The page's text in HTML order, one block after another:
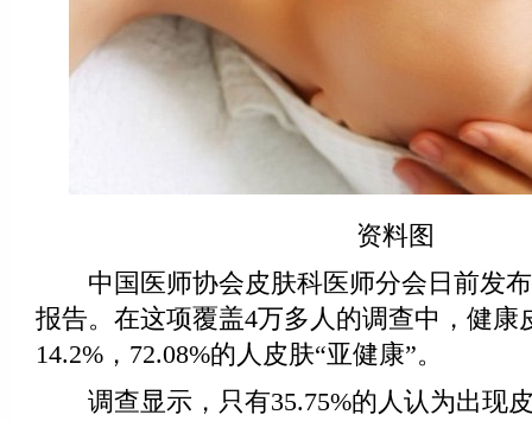
资料图
中国医师协会皮肤科医师分会日前发布
报告。在这项覆盖4万多人的调查中，健康
14.2%，72.08%的人皮肤“亚健康”。
调查显示，只有35.75%的人认为出现